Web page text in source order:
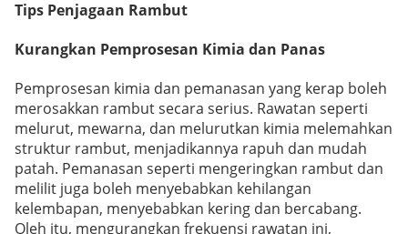
Tips Penjagaan Rambut
Kurangkan Pemprosesan Kimia dan Panas
Pemprosesan kimia dan pemanasan yang kerap boleh
merosakkan rambut secara serius. Rawatan seperti
melurut, mewarna, dan melurutkan kimia melemahkan
struktur rambut, menjadikannya rapuh dan mudah
patah. Pemanasan seperti mengeringkan rambut dan
melilit juga boleh menyebabkan kehilangan
kelembapan, menyebabkan kering dan bercabang.
Oleh itu, mengurangkan frekuensi rawatan ini,